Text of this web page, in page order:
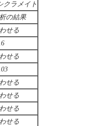
クラメイト
の結果
せる
せる
せる
せる
せる
せる